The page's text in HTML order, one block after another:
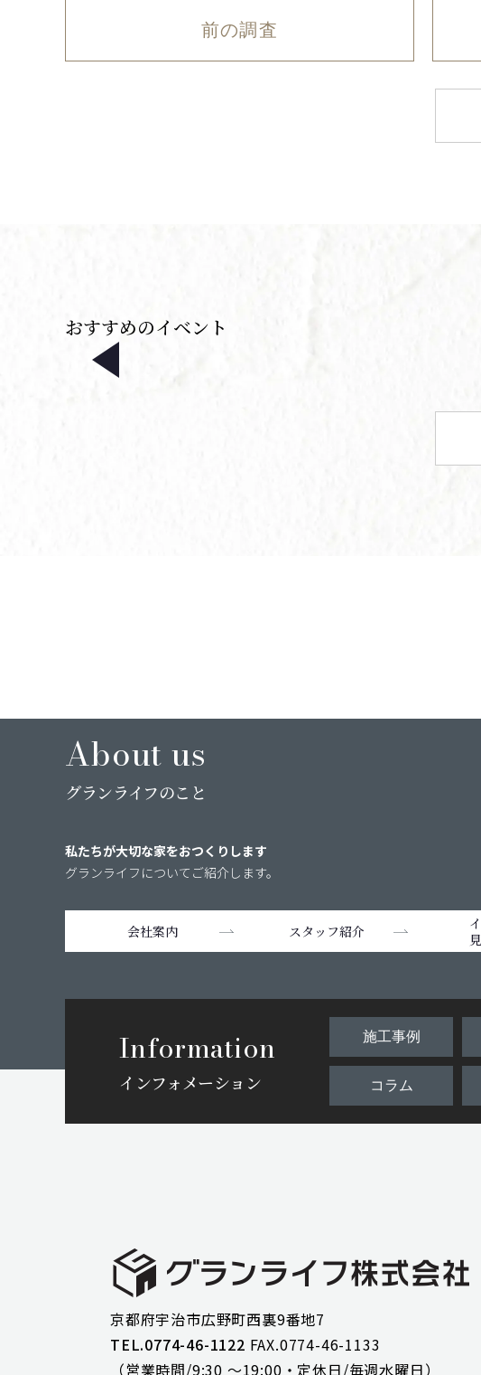
前の調査
おすすめのイベント
About us
グランライフのこと
私たちが大切な家をおつくりします
グランライフについてご紹介します。
会社案内 スタッフ紹介
Information
インフォメーション
施工事例
コラム
京都府宇治市広野町西裏9番地7
TEL.0774-46-1122 FAX.0774-46-1133
（営業時間/9:30 ～19:00・ 定休日/毎週水曜日）